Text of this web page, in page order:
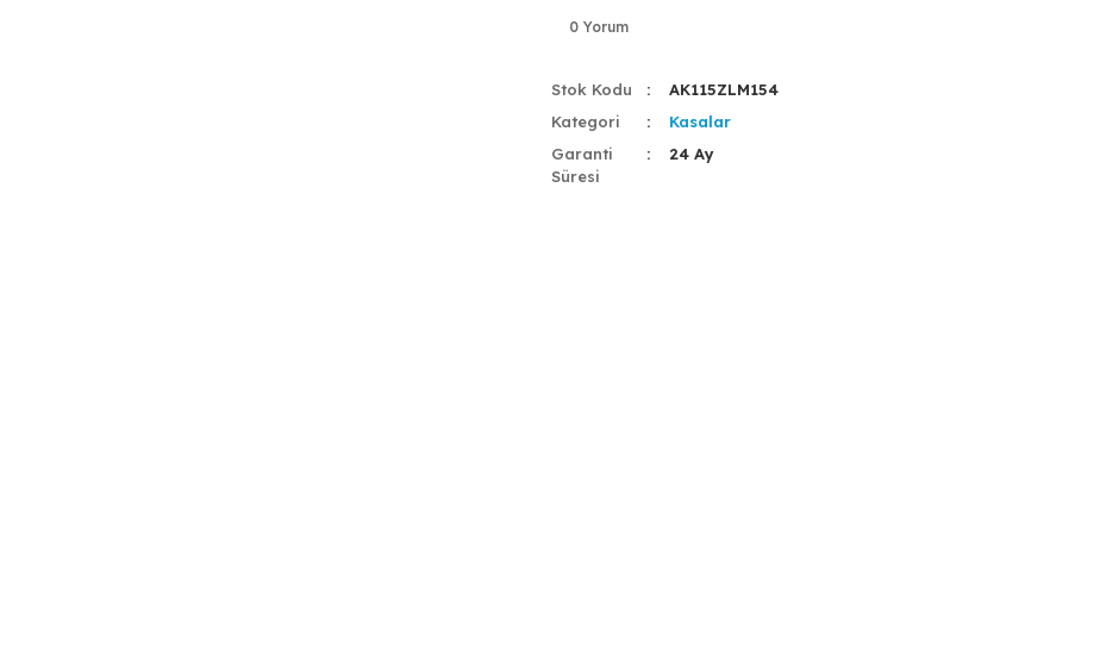
0 Yorum
Stok Kodu
AK115ZLM154
Kategori
Kasalar
Garanti
Süresi
24 Ay